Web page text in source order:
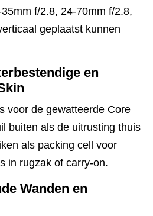
f/2.8, 24-70mm f/2.8,
geplaatst kunnen
en
voor de gewatteerde Core
buiten als de uitrusting thuis
als packing cell voor
in rugzak of carry-on.
Wanden en